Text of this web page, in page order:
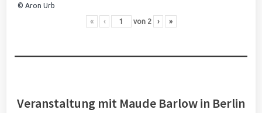
© Aron Urb
« ‹ von 2 › »
Veranstaltung mit Maude Barlow in Berlin